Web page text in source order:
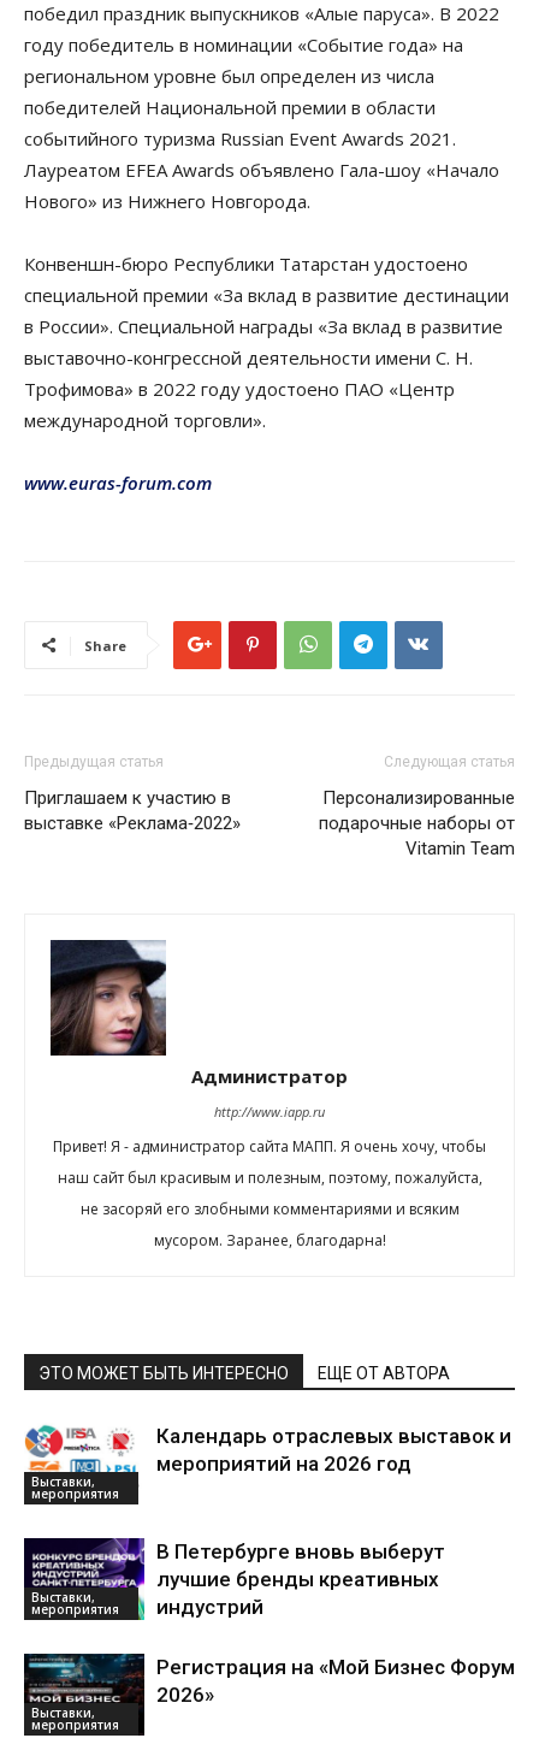
победил праздник выпускников «Алые паруса». В 2022
году победитель в номинации «Событие года» на
региональном уровне был определен из числа
победителей Национальной премии в области
событийного туризма Russian Event Awards 2021.
Лауреатом EFEA Awards объявлено Гала-шоу «Начало
Нового» из Нижнего Новгорода.
Конвеншн-бюро Республики Татарстан удостоено
специальной премии «За вклад в развитие дестинации
в России». Специальной награды «За вклад в развитие
выставочно-конгрессной деятельности имени С. Н.
Трофимова» в 2022 году удостоено ПАО «Центр
международной торговли».
www.euras-forum.com
Share
Предыдущая статья
Приглашаем к участию в
выставке «Реклама‑2022»
Следующая статья
Персонализированные
подарочные наборы от
Vitamin Team
Администратор
http://www.iapp.ru
Привет! Я - администратор сайта МАПП. Я очень хочу, чтобы
наш сайт был красивым и полезным, поэтому, пожалуйста,
не засоряй его злобными комментариями и всяким
мусором. Заранее, благодарна!
ЭТО МОЖЕТ БЫТЬ ИНТЕРЕСНО ЕЩЕ ОТ АВТОРА
Выставки,
мероприятия
Календарь отраслевых выставок и
мероприятий на 2026 год
Выставки,
мероприятия
В Петербурге вновь выберут
лучшие бренды креативных
индустрий
Выставки,
мероприятия
Регистрация на «Мой Бизнес Форум
2026»